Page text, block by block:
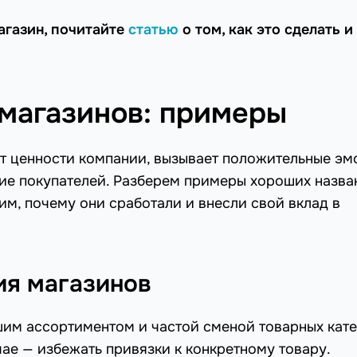
почитайте статью о том, как это сделать
примеры
ценности компании, вызывает положительные
покупателей. Разберем примеры хороших
почему они сработали и внесли свой вклад в
магазинов
ассортиментом и частой сменой товарных
— избежать привязки к конкретному товару.